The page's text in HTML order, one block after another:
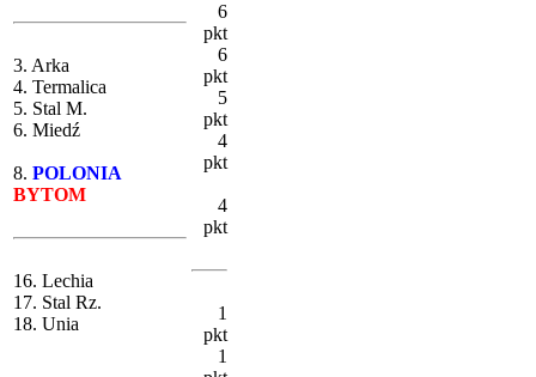
3. Arka
4. Termalica
5. Stal M.
6. Miedź
8. POLONIA
BYTOM
16. Lechia
17. Stal Rz.
18. Unia
6
pkt
6
pkt
5
pkt
4
pkt
4
pkt
1
pkt
1